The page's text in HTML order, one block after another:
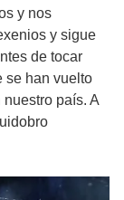
y nos
y sigue
de tocar
se han vuelto
país. A